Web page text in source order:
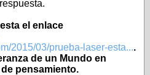
el enlace
2015/03/prueba-laser-esta....
de un Mundo en
pensamiento.